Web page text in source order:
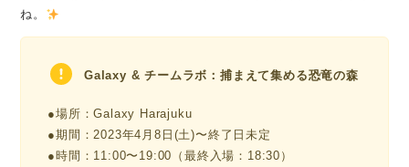
ね。
Galaxy & チームラボ：捕まえて集める恐竜の森
●場所：Galaxy Harajuku
●期間：2023年4月8日(土)〜終了日未定
●時間：11:00〜19:00（最終入場：18:30）